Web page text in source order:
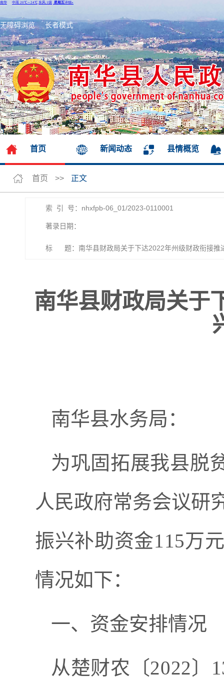
无障碍浏览 长者模式
首页 新闻动态 县情概览
首页 >> 正文
索 引 号：nhxfpb-06_01/2023-0110001
著录日期：
标 题：南华县财政局关于下达2022年州级财政衔接推
南华县财政局关于
南华县水务局：
为巩固拓展我县脱
人民政府常务会议研
振兴补助资金115万
情况如下：
一、 资金安排情况
从楚财农〔2022〕